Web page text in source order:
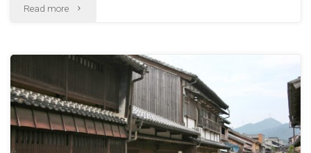
し
景
村
Read more "梅
の
錦
帯